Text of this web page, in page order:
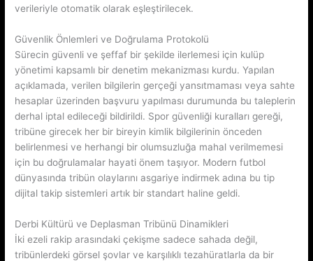
verileriyle otomatik olarak eşleştirilecek.
Güvenlik Önlemleri ve Doğrulama Protokolü
Sürecin güvenli ve şeffaf bir şekilde ilerlemesi için kulüp
yönetimi kapsamlı bir denetim mekanizması kurdu. Yapılan
açıklamada, verilen bilgilerin gerçeği yansıtmaması veya sahte
hesaplar üzerinden başvuru yapılması durumunda bu taleplerin
derhal iptal edileceği bildirildi. Spor güvenliği kuralları gereği,
tribüne girecek her bir bireyin kimlik bilgilerinin önceden
belirlenmesi ve herhangi bir olumsuzluğa mahal verilmemesi
için bu doğrulamalar hayati önem taşıyor. Modern futbol
dünyasında tribün olaylarını asgariye indirmek adına bu tip
dijital takip sistemleri artık bir standart haline geldi.
Derbi Kültürü ve Deplasman Tribünü Dinamikleri
İki ezeli rakip arasındaki çekişme sadece sahada değil,
tribünlerdeki görsel şovlar ve karşılıklı tezahüratlarla da bir